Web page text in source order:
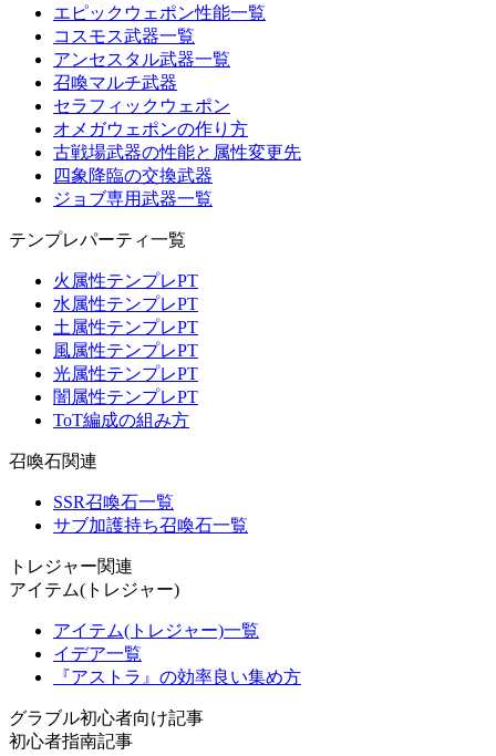
エピックウェポン性能一覧
コスモス武器一覧
アンセスタル武器一覧
召喚マルチ武器
セラフィックウェポン
オメガウェポンの作り方
古戦場武器の性能と属性変更先
四象降臨の交換武器
ジョブ専用武器一覧
テンプレパーティ一覧
火属性テンプレPT
水属性テンプレPT
土属性テンプレPT
風属性テンプレPT
光属性テンプレPT
闇属性テンプレPT
ToT編成の組み方
召喚石関連
SSR召喚石一覧
サブ加護持ち召喚石一覧
トレジャー関連
アイテム(トレジャー)
アイテム(トレジャー)一覧
イデア一覧
『アストラ』の効率良い集め方
グラブル初心者向け記事
初心者指南記事